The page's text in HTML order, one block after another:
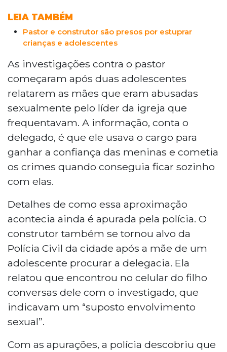
LEIA TAMBÉM
Pastor e construtor são presos por estuprar
crianças e adolescentes
As investigações contra o pastor
começaram após duas adolescentes
relatarem as mães que eram abusadas
sexualmente pelo líder da igreja que
frequentavam. A informação, conta o
delegado, é que ele usava o cargo para
ganhar a confiança das meninas e cometia
os crimes quando conseguia ficar sozinho
com elas.
Detalhes de como essa aproximação
acontecia ainda é apurada pela polícia. O
construtor também se tornou alvo da
Polícia Civil da cidade após a mãe de um
adolescente procurar a delegacia. Ela
relatou que encontrou no celular do filho
conversas dele com o investigado, que
indicavam um “suposto envolvimento
sexual”.
Com as apurações, a polícia descobriu que